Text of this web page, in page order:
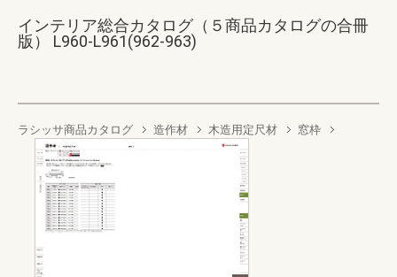
インテリア総合カタログ（５商品カタログの合冊
版） L960-L961(962-963)
ラシッサ商品カタログ 造作材 木造用定尺材 窓枠